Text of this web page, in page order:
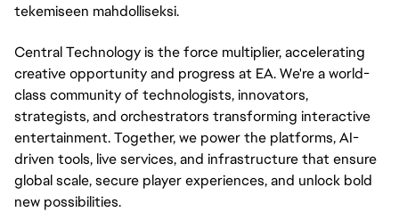
tekemiseen mahdolliseksi.
Central Technology is the force multiplier, accelerating
creative opportunity and progress at EA. We're a world-
class community of technologists, innovators,
strategists, and orchestrators transforming interactive
entertainment. Together, we power the platforms, AI-
driven tools, live services, and infrastructure that ensure
global scale, secure player experiences, and unlock bold
new possibilities.